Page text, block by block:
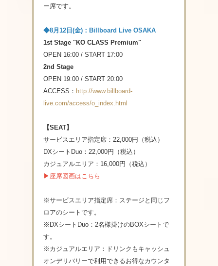
ー席です。
◆8月12日(金)：Billboard Live OSAKA
1st Stage "KO CLASS Premium"
OPEN 16:00 / START 17:00
2nd Stage
OPEN 19:00 / START 20:00
ACCESS： http://www.billboard-
live.com/access/o_index.html
【SEAT】
サービスエリア指定席：22,000円（税込）
DXシートDuo：22,000円（税込）
カジュアルエリア：16,000円（税込）
▶座席図画はこちら
※サービスエリア指定席：ステージと同じフ
ロアのシートです。
※DXシートDuo：2名様掛けのBOXシートで
す。
※カジュアルエリア：ドリンクもキャッシュ
オンデリバリーで利用できるお得なカウンタ